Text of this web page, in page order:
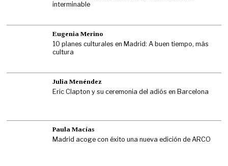
interminable
Eugenia Merino
10 planes culturales en Madrid: A buen tiempo, más
cultura
Julia Menéndez
Eric Clapton y su ceremonia del adiós en Barcelona
Paula Macías
Madrid acoge con éxito una nueva edición de ARCO